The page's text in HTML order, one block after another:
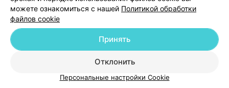
© 2026 ООО «Артокс Лаб», УНП 191700409
| 220012, Республика Беларусь,
Служба поддержки +375 291212755
можете ознакомиться с нашей Политикой обработки
файлов cookie
Отклонить
Принять
Персональные настройки Cookie